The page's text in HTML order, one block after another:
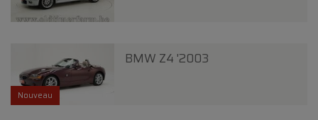
Nouveau
BMW Z4 '2003